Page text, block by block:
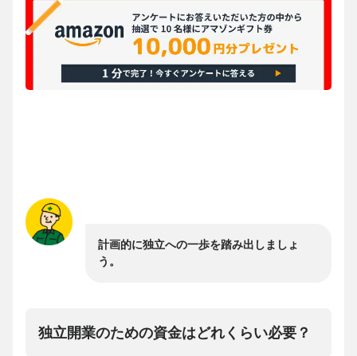
計画的に独立への一歩を踏み出しましょ
う。
独立開業のための資金はどれくらい必要？